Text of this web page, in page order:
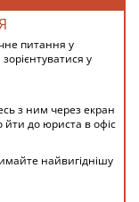
питання у
у
з ним через екран
йти до юриста в офіс
найвигіднішу